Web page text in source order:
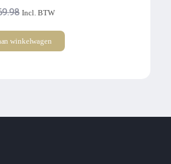
Incl. BTW
winkelwagen